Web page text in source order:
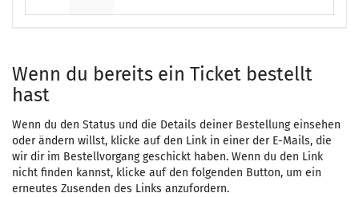
Keine Veranstaltungen
Keine Veranstaltungen
Wenn du bereits ein Ticket bestellt
hast
Wenn du den Status und die Details deiner Bestellung einsehen
oder ändern willst, klicke auf den Link in einer der E-Mails, die
wir dir im Bestellvorgang geschickt haben. Wenn du den Link
nicht finden kannst, klicke auf den folgenden Button, um ein
erneutes Zusenden des Links anzufordern.